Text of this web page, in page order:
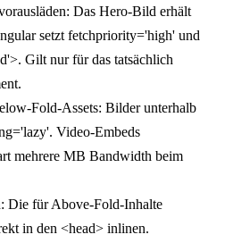
Das Hero-Bild erhält
setzt fetchpriority='high' und
Gilt nur für das tatsächlich
Fold-Assets: Bilder unterhalb
Video-Embeds
mehrere MB Bandwidth beim
Die für Above-Fold-Inhalte
in den <head> inlinen.